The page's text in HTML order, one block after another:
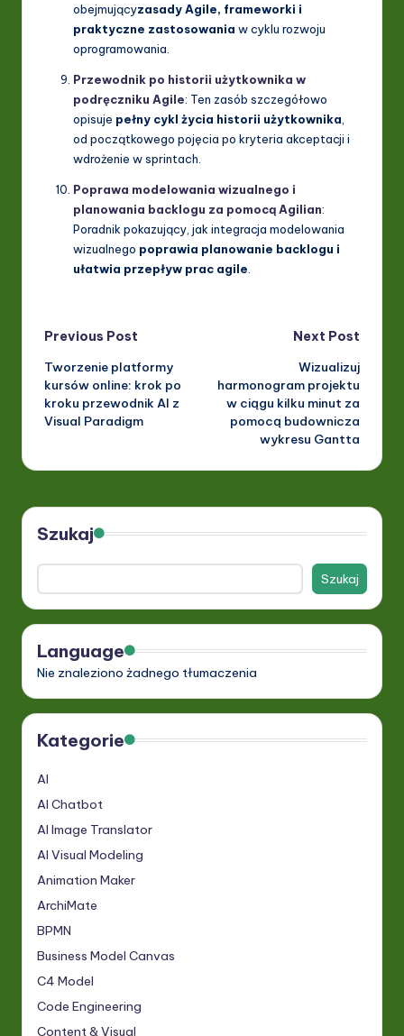
obejmującyzasady Agile, frameworki i
praktyczne zastosowania w cyklu rozwoju
oprogramowania.
Przewodnik po historii użytkownika w
podręczniku Agile: Ten zasób szczegółowo
opisuje pełny cykl życia historii użytkownika
od początkowego pojęcia po kryteria akceptacji i
wdrożenie w sprintach.
Poprawa modelowania wizualnego i
planowania backlogu za pomocą Agilian:
Poradnik pokazujący, jak integracja modelowania
wizualnego poprawia planowanie backlogu i
ułatwia przepływ prac agile
Post
navigation
Previous Post
Tworzenie platformy
kursów online: krok po
kroku przewodnik AI z
Visual Paradigm
Next Post
Wizualizuj
harmonogram projektu
w ciągu kilku minut za
pomocą budownicza
wykresu Gantta
Szukaj
Szukaj
Language
Nie znaleziono żadnego tłumaczenia
Kategorie
AI
AI Chatbot
AI Image Translator
AI Visual Modeling
Animation Maker
ArchiMate
BPMN
Business Model Canvas
C4 Model
Code Engineering
Content & Visual